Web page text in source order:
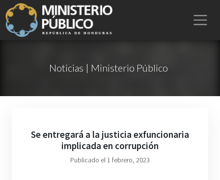
Noticias | Ministerio Público
Se entregará a la justicia exfuncionaria
implicada en corrupción
Publicado el 1 febrero, 2023